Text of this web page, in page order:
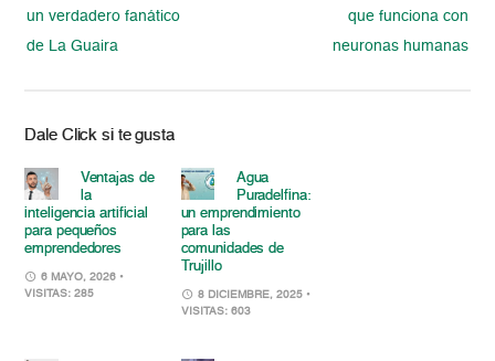
un verdadero fanático
de La Guaira
que funciona con
neuronas humanas
Dale Click si te gusta
Ventajas de
la
inteligencia artificial
para pequeños
emprendedores
6 MAYO, 2026 •
VISITAS: 285
Agua
Puradelfina:
un emprendimiento
para las
comunidades de
Trujillo
8 DICIEMBRE, 2025 •
VISITAS: 603